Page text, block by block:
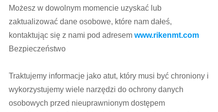
Możesz w dowolnym momencie uzyskać lub
zaktualizować dane osobowe, które nam dałeś,
kontaktując się z nami pod adresem www.rikenmt.com
Bezpieczeństwo
Traktujemy informacje jako atut, który musi być chroniony i
wykorzystujemy wiele narzędzi do ochrony danych
osobowych przed nieuprawnionym dostępem